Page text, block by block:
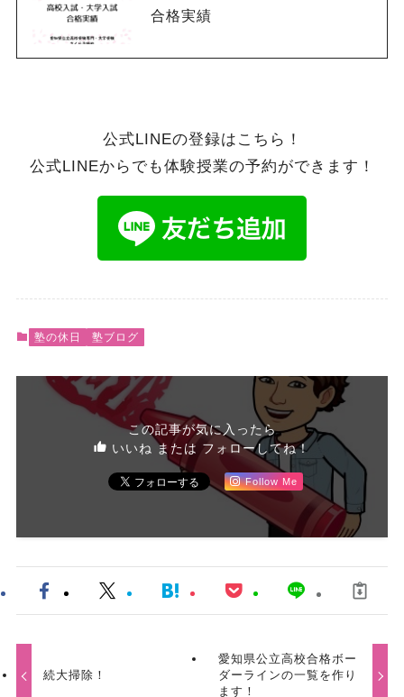
合格実績
公式LINEの登録はこちら！
公式LINEからでも体験授業の予約ができます！
塾の休日 塾ブログ
この記事が気に入ったら
いいね または フォローしてね！
Follow Me
続大掃除！
愛知県公立高校合格ボー
ダーラインの一覧を作り
ます！